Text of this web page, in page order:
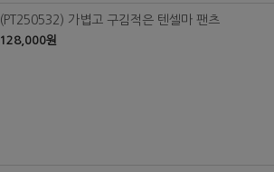
(PT250532) 가볍고 구김적은 텐셀마 팬츠
128,000원